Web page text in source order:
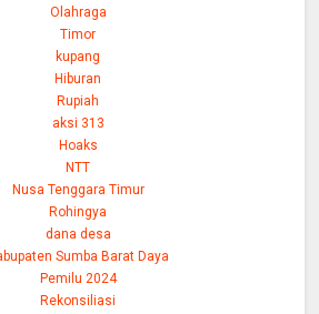
Olahraga
Timor
kupang
Hiburan
Rupiah
aksi 313
Hoaks
NTT
Nusa Tenggara Timur
Rohingya
dana desa
Sumba Barat Daya
Pemilu 2024
Rekonsiliasi